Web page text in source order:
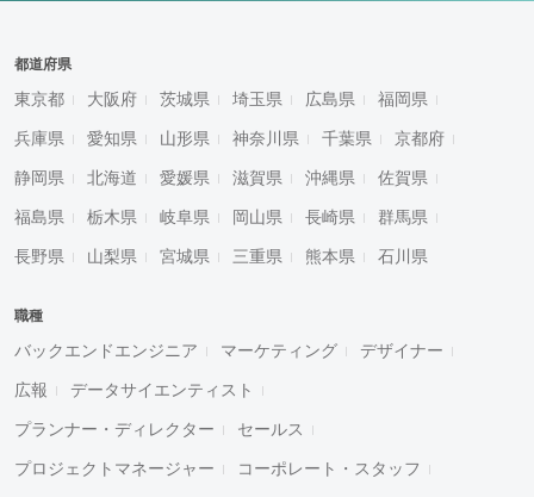
都道府県
東京都 大阪府 茨城県 埼玉県 広島県 福岡県
兵庫県 愛知県 山形県 神奈川県 千葉県 京都府
静岡県 北海道 愛媛県 滋賀県 沖縄県 佐賀県
福島県 栃木県 岐阜県 岡山県 長崎県 群馬県
長野県 山梨県 宮城県 三重県 熊本県 石川県
職種
バックエンドエンジニア マーケティング デザイナー
広報 データサイエンティスト
プランナー・ディレクター セールス
プロジェクトマネージャー コーポレート・スタッフ